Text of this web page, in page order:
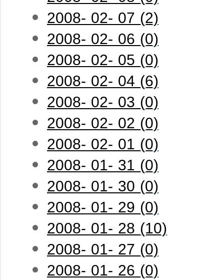
2008- 02- 07 (2)
2008- 02- 06 (0)
2008- 02- 05 (0)
2008- 02- 04 (6)
2008- 02- 03 (0)
2008- 02- 02 (0)
2008- 02- 01 (0)
2008- 01- 31 (0)
2008- 01- 30 (0)
2008- 01- 29 (0)
2008- 01- 28 (10)
2008- 01- 27 (0)
2008- 01- 26 (0)